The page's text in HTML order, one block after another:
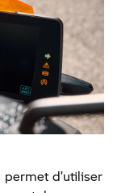
d’utiliser